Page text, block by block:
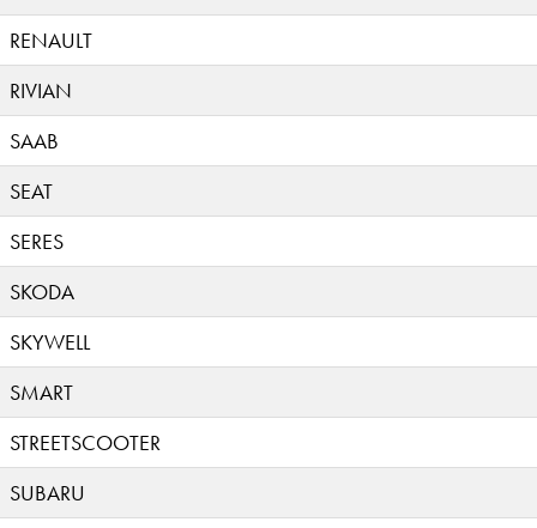
RENAULT
RIVIAN
SAAB
SEAT
SERES
SKODA
SKYWELL
SMART
STREETSCOOTER
SUBARU